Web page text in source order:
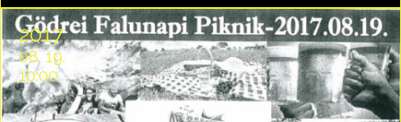
2017
08. 19.
10:00